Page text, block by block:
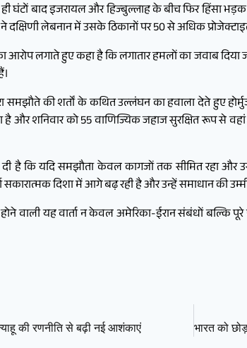
घंटों बाद इजरायल और हिज्बुल्लाह के बीच फिर हिंसा
दक्षिणी लेबनान में उसके ठिकानों पर 50 से अधिक
आरोप लगाते हुए कहा है कि लगातार हमलों का जवाब
समझौते की शर्तों के कथित उल्लंघन का हवाला देते हुए
शनिवार को 55 वाणिज्यिक जहाज सुरक्षित रूप से वहां से
है कि यदि समझौता केवल कागजों तक सीमित रहा और
सकारात्मक दिशा में आगे बढ़ रही है और उन्हें समाधान की
वाली यह वार्ता न केवल अमेरिका-ईरान संबंधों बल्कि पूरे
की रणनीति से बढ़ी नई आशंकाएं